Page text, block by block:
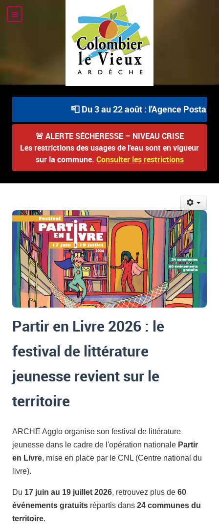
📮 Du 3 au 22 août : l'Agence Postale
🚨 ALERTE SÉCHERESSE – NIVEAU CRISE
Les restrictions des usages de l'eau sont en vigueur
sur la commune. Consulter les restrictions
Partir en Livre 2026 : le
festival de littérature
jeunesse revient sur le
territoire
ARCHE Agglo organise son festival de littérature
jeunesse dans le cadre de l'opération nationale Partir
en Livre, mise en place par le CNL (Centre national du
livre).
Du 17 juin au 19 juillet 2026, retrouvez plus de 60
événements gratuits répartis dans 24 communes du
territoire.